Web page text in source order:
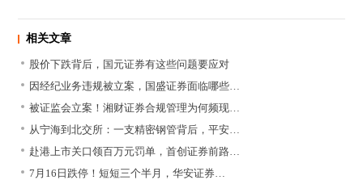
相关文章
股价下跌背后，国元证券有这些问题要应对
因经纪业务违规被立案，国盛证券面临哪些…
被证监会立案！湘财证券合规管理为何频现…
从宁海到北交所：一支精密钢管背后，平安…
赴港上市关口领百万元罚单，首创证券前路…
7月16日跌停！短短三个半月，华安证券…